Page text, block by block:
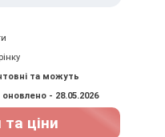
та можуть
- 28.05.2026
ціни